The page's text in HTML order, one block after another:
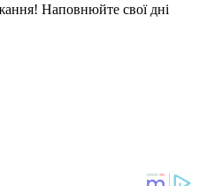
Наповнюйте свої дні